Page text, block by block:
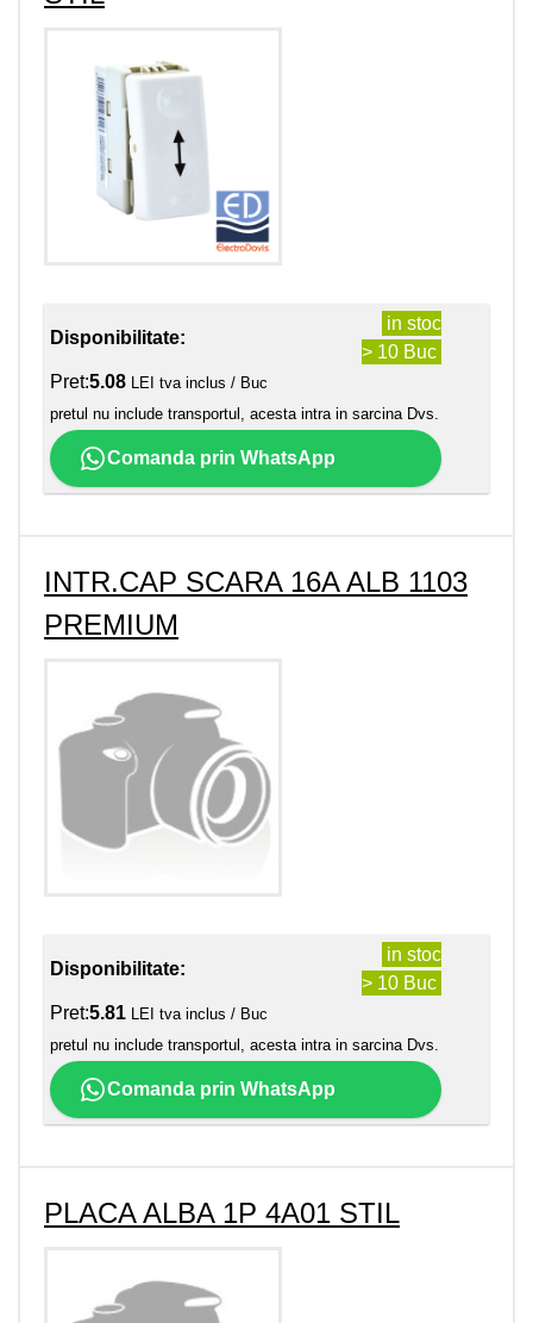
Disponibilitate:
in stoc
> 10 Buc
Pret:5.08 LEI tva inclus / Buc
pretul nu include transportul, acesta intra in sarcina Dvs.
Comanda prin WhatsApp
INTR.CAP SCARA 16A ALB 1103
PREMIUM
Disponibilitate:
in stoc
> 10 Buc
Pret:5.81 LEI tva inclus / Buc
pretul nu include transportul, acesta intra in sarcina Dvs.
Comanda prin WhatsApp
PLACA ALBA 1P 4A01 STIL